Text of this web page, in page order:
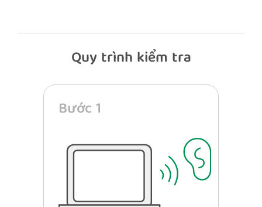
Quy trình kiểm tra
Bước 1